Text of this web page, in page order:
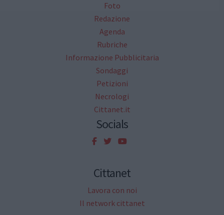
Foto
Redazione
Agenda
Rubriche
Informazione Pubblicitaria
Sondaggi
Petizioni
Necrologi
Cittanet.it
Socials
Cittanet
Lavora con noi
Il network cittanet